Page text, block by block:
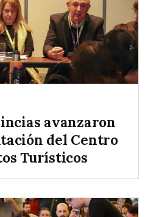
avanzaron
del Centro
Turísticos